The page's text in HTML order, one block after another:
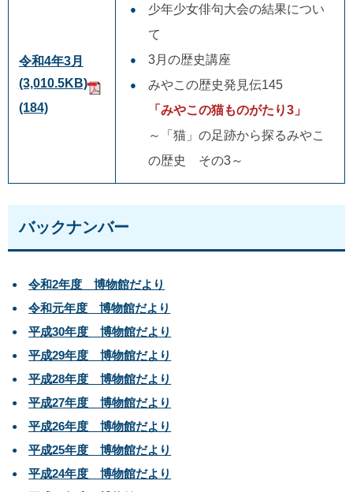
令和4年3月
(3,010.5KB)
(184)
少年少女俳句大会の結果につい
て
3月の歴史講座
みやこの歴史発見伝145
「みやこの猫ものがたり3」
～「猫」の足跡から探るみやこ
の歴史 その3～
バックナンバー
令和2年度 博物館だより
令和元年度 博物館だより
平成30年度 博物館だより
平成29年度 博物館だより
平成28年度 博物館だより
平成27年度 博物館だより
平成26年度 博物館だより
平成25年度 博物館だより
平成24年度 博物館だより